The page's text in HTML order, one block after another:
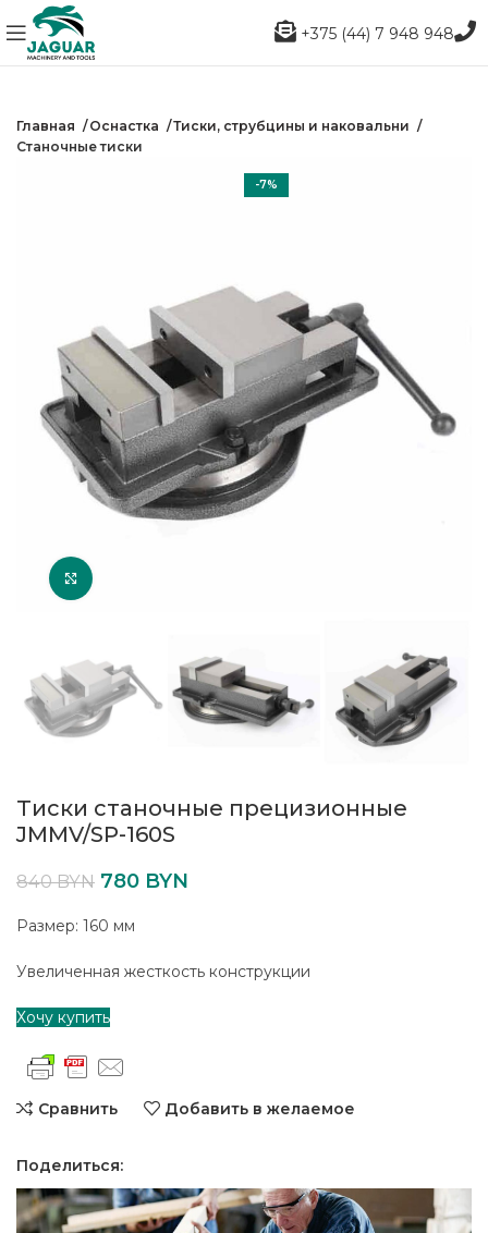
+375 (44) 7 948 948
Главная Оснастка
Тиски, струбцины и наковальни
Станочные тиски
-7%
Тиски станочные прецизионные
JMMV/SP-160S
840BYN 780 BYN
Размер: 160 мм
Увеличенная жесткость конструкции
Хочу купить
Сравнить Добавить в желаемое
Поделиться: